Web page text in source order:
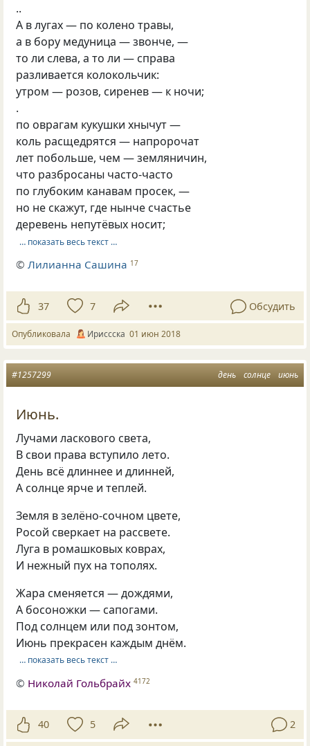
..
А в лугах — по колено травы,
а в бору медуница — звонче, —
то ли слева, а то ли — справа
разливается колокольчик:
утром — розов, сиренев — к ночи;
.
по оврагам кукушки хнычут —
коль расщедрятся — напророчат
лет побольше, чем — земляничин,
что разбросаны часто-часто
по глубоким канавам просек, —
но не скажут, где нынче счастье
деревень непутёвых носит;
… показать весь текст …
©Лилианна Сашина 17
37 7 Обсудить
Опубликовала Ириссска 01 июн 2018
день солнце июнь
#1257299
Июнь.
Лучами ласкового света,
В свои права вступило лето.
День всё длиннее и длинней,
А солнце ярче и теплей.
Земля в зелёно-сочном цвете,
Росой сверкает на рассвете.
Луга в ромашковых коврах,
И нежный пух на тополях.
Жара сменяется — дождями,
А босоножки — сапогами.
Под солнцем или под зонтом,
Июнь прекрасен каждым днём.
… показать весь текст …
© Николай Гольбрайх 4172
40 5 2